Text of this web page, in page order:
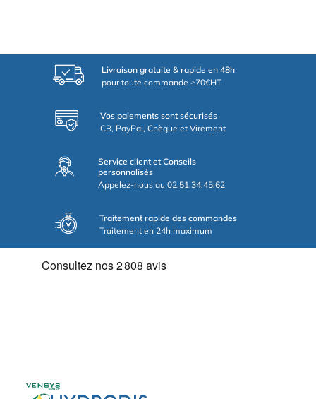
Livraison gratuite & rapide en 48h
pour toute commande ≥70€HT
Vos paiements sont sécurisés
CB, PayPal, Chèque et Virement
Service client et Conseils
personnalisés
Appelez-nous au 02.51.34.45.62
Traitement rapide des commandes
Traitement en 24h maximum